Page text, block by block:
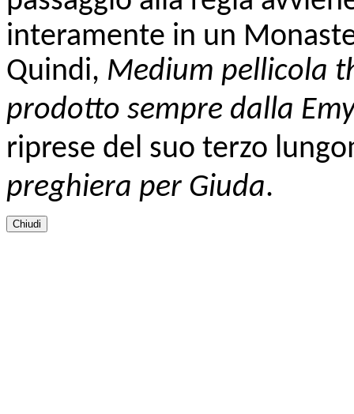
interamente in un
Quindi, Medium pellicola
prodotto sempre dalla
riprese del suo terzo
preghiera per Giuda.
Chiudi